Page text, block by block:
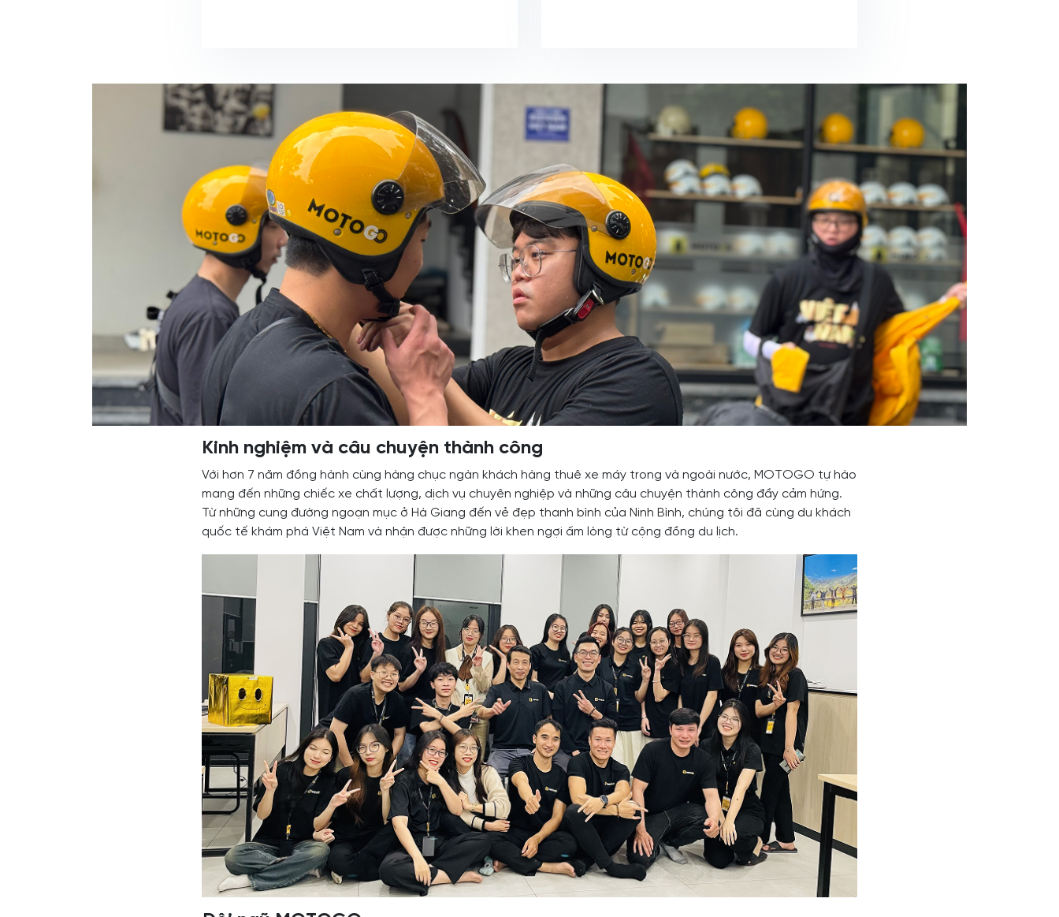
Kinh nghiệm và câu chuyện thành công
Với hơn 7 năm đồng hành cùng hàng chục ngàn khách hàng thuê xe máy trong và ngoài nước, MOTOGO tự hào
mang đến những chiếc xe chất lượng, dịch vụ chuyên nghiệp và những câu chuyện thành công đầy cảm hứng.
Từ những cung đường ngoạn mục ở Hà Giang đến vẻ đẹp thanh bình của Ninh Bình, chúng tôi đã cùng du khách
quốc tế khám phá Việt Nam và nhận được những lời khen ngợi ấm lòng từ cộng đồng du lịch.